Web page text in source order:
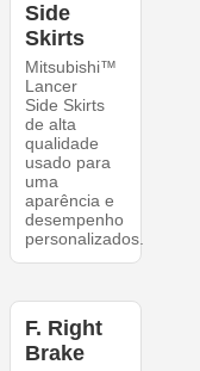
Side
Skirts
Mitsubishi™
Lancer
Side Skirts
de alta
qualidade
usado para
uma
aparência e
desempenho
personalizados.
F. Right
Brake